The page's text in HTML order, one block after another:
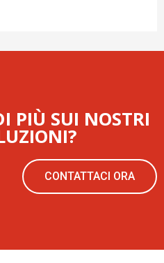
PIÙ SUI NOSTRI
CONTATTACI ORA